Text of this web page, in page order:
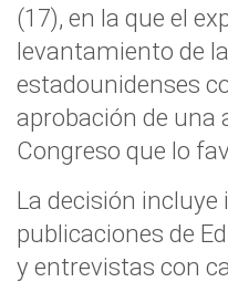
(17), en la que el
levantamiento de
estadounidenses
aprobación de una
Congreso que lo
La decisión incluye
publicaciones de
y entrevistas con